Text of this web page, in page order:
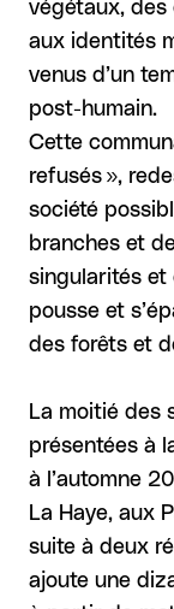
végétaux, des
aux identités
venus d’un
post-humain.
Cette
refusés »,
société
branches et
singularités et
pousse et
des forêts et
La moitié des
présentées à
à l’automne
La Haye, aux
suite à deux
ajoute une